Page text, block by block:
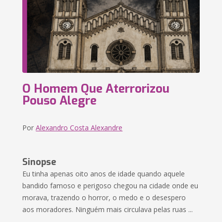
O Homem Que Aterrorizou
Pouso Alegre
PorAlexandro Costa Alexandre
Sinopse
Eu tinha apenas oito anos de idade quando aquele
bandido famoso e perigoso chegou na cidade onde eu
morava, trazendo o horror, o medo e o desespero
aos moradores. Ninguém mais circulava pelas ruas ...